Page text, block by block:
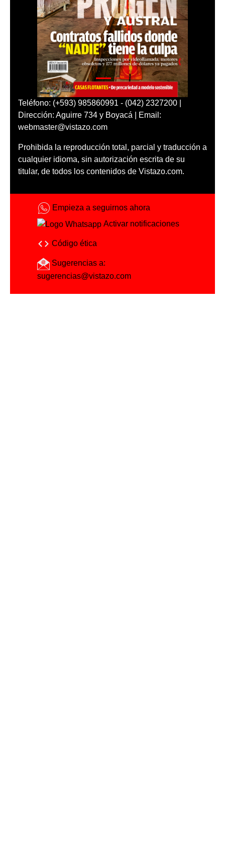
Teléfono: (+593) 985860991 - (042) 2327200 |
Dirección: Aguirre 734 y Boyacá | Email:
webmaster@vistazo.com
Prohibida la reproducción total, parcial y traducción a
cualquier idioma, sin autorización escrita de su
titular, de todos los contenidos de Vistazo.com.
Empieza a seguirnos ahora
Activar notificaciones
Código ética
Sugerencias a:
sugerencias@vistazo.com